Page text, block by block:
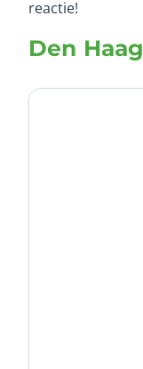
reactie!
Den Haag